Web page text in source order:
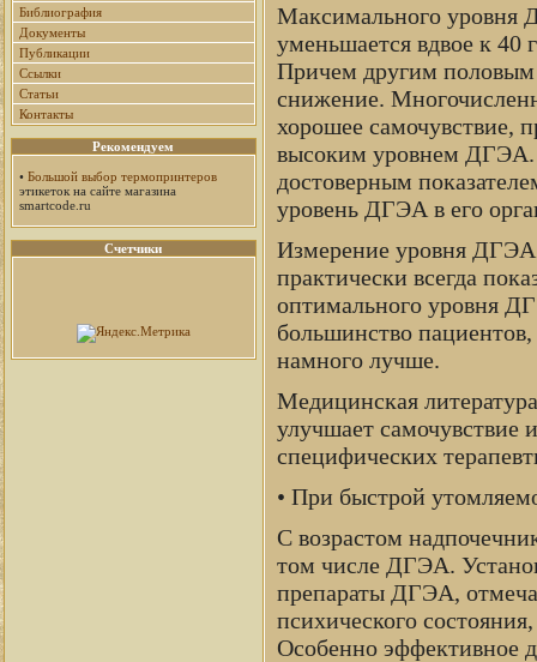
Библиография
Документы
Публикации
Ссылки
Статьи
Контакты
Рекомендуем
• Большой выбор термопринтеров
этикеток на сайте магазина
smartcode.ru
Счетчики
Максимального уровня
уменьшается вдвое к 40
Причем другим половым
снижение.
хорошее самочувствие,
высоким уровнем ДГЭА.
достоверным
уровень ДГЭА в его
Измерение уровня ДГЭА
практически всегда
оптимального уровня
большинство пациентов,
намного лучше.
Медицинская
улучшает самочувствие
специфических
• При быстрой
С возрастом
том числе ДГЭА.
препараты ДГЭА,
психического
Особенно эффективное